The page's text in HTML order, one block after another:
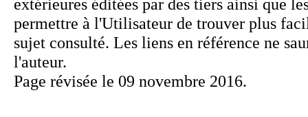
Page révisée le 09 novembre 2016.